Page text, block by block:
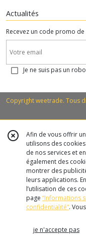
Actualités
Recevez un code promo
Je ne suis pas un
Copyright weetrade. Tous
Afin de vous offrir
utilisons des
de nos services et
également des
montrer des
leurs applications.
l’utilisation de ces
page “Informations
confidentialité“.
je n'accepte pas